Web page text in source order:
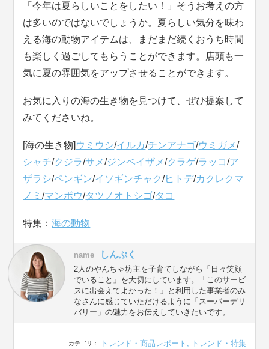
「今年は夏らしいことをしたい！」そうお考えの方
は多いのではないでしょうか。夏らしい気分を味わ
える海の動物アイテムは、まだまだ続くおうち時間
も楽しく過ごしてもらうことができます。店頭も一
気に夏の雰囲気をアップさせることができます。
お気に入りの海の生き物を見つけて、ぜひ提案して
みてくださいね。
[海の生き物] ウミウシ/イルカ/チンアナゴ/ウミガメ/
シャチ/クジラ/サメ/ジンベイザメ/クラゲ/ラッコ/ア
ザラシ/ペンギン/イソギンチャク/ヒトデ/カクレクマ
ノミ/マンボウ/タツノオトシゴ/タコ
特集：海の動物
name しんぷく
2人のやんちゃ坊主を子育てしながら「日々笑顔
でいること」を大切にしています。「このサービ
スに出会えてよかった！」と利用した事業者のみ
なさんに感じていただけるように「スーパーデリ
バリー」の魅力をお伝えしていきたいです。
カテゴリ： トレンド・商品レポート , トレンド・特集